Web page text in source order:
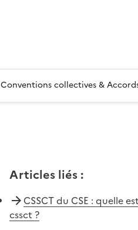
Conventions collectives &
Articles liés:
CSSCT du CSE : quelle
cssct ?